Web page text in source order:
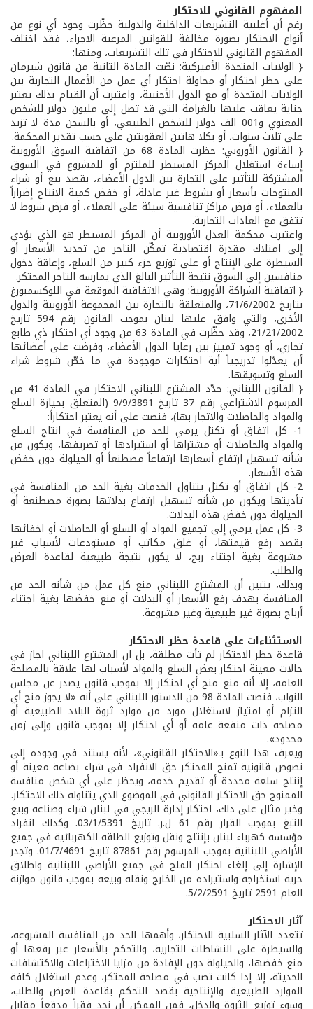
المفهوم القانوني للاحتكار
رغم أن أغلبية التشريعات الداخلية والدولية حظّرت وجود أي نوع من
أنواع الاحتكار بصورة مخالفة للقوانين المرعية الاجراء، فقد اختلف
المفهوم القانوني للاحتكار في تلك التشريعات، ومنها:
{ الولايات المتحدة الأميركية: نصّت المادة الثانية من قانون شيرمان
على حظر احتكار أو محاولة احتكار أي عمل من الأعمال التجارية بين
الولايات المتحدة أو مع الدول الأجنبية، واعتبرت أن القيام بذلك يعتبر
جناية يعاقب عليها بالغرامة التي قد تصل إلى مليون دولار للشخص
المعنوي و001 الف دولار للشخص الطبيعي، أو بالسجن مدة لا تزيد
على ثلاث سنوات، أو بكلا هاتين العقوبتين على حسب تقدير المحكمة.
{ القانون الأوروبي: حظرت المادة 68 من اتفاقية السوق الأوروبية
إساءة استغلال المركز المسيطر للملتزم أو للمشروع في السوق
المشتركة للتأثير على التجارة بين الدول الأعضاء، بقصد بيع أو شراء
المنتوجات بأسعار أو بشروط غير عادلة، أو خفض كمية الانتاج إضراراً
بالعملاء، أو فرض مراكز تنافسية سيئة على العملاء، أو فرض شروط لا
تتفق مع العادات التجارية.
واعتبرت محكمة العدل الأوروبية أن المركز المسيطر هو الذي يؤدي
إلى امتلاك مقدرة اقتصادية تمكّن التاجر من تحديد الأسعار أو
السيطرة على الإنتاج أو على توزيع جزء كبير من السلع، وإعاقة دخول
منافسين إلى السوق نتيجة التأثير البالغ الذي يمارسه التاجر المحتكر.
{ اتفاقية الشراكة الأوروبية: وهي الاتفاقية الموقعة في اللوكسمبورغ
بتاريخ 71/6/2002، والمتعلقة بالتجارة بين المجموعة الأوروبية والدول
الأخرى، والتي وافق عليها لبنان بموجب القانون رقم 594 تاريخ
21/21/2002، وقد حظّرت في المادة 63 من وجود أي احتكار ذي طابع
تجاري، أو وجود تمييز بين رعايا الدول الأعضاء، وفرضت على أعضائها
أن يعدّلوا تدريجياً أية احتكارات موجودة في ما خصّ شروط شراء
السلع وتسويقها.
{ القانون اللبناني: حدّد المشترع اللبناني الاحتكار في المادة 41 من
المرسوم الاشتراعي رقم 37 تاريخ 9/9/3891 (المتعلق بحيازة السلع
والمواد والحاصلات والاتجار بها)، فنصت على أنه يعتبر احتكاراً:
1- كل اتفاق أو تكتل يرمي للحد من المنافسة في انتاج السلع
والمواد والحاصلات أو مشتراها أو استيرادها أو تصريفها، ويكون من
شأنه تسهيل ارتفاع أسعارها ارتفاعاً مصطنعاً أو الحيلولة دون خفض
هذه الأسعار.
2- كل اتفاق أو تكتل يتناول الخدمات بغية الحد من المنافسة في
تأديتها ويكون من شأنه تسهيل ارتفاع بدلاتها بصورة مصطنعة أو
الحيلولة دون خفض هذه البدلات.
3- كل عمل يرمي إلى تجميع المواد أو السلع أو الحاصلات أو اخفائها
بقصد رفع قيمتها، أو غلق مكاتب أو مستودعات لأسباب غير
مشروعة بغية اجتناء ربح، لا يكون نتيجة طبيعية لقاعدة العرض
والطلب.
وبذلك، يتبين أن المشترع اللبناني منع كل عمل من شأنه الحد من
المنافسة بهدف رفع الأسعار أو البدلات أو منع خفضها بغية اجتناء
أرباح بصورة غير طبيعية وغير مشروعة.
الاستثناءات على قاعدة حظر الاحتكار
قاعدة حظر الاحتكار لم تأت مطلقة، بل ان المشترع اللبناني اجاز في
حالات معينة احتكار بعض السلع والمواد لأسباب لها علاقة بالمصلحة
العامة، إلا أنه منع منح أي احتكار إلا بموجب قانون يصدر عن مجلس
النواب، فنصت المادة 98 من الدستور اللبناني على أنه «لا يجوز منح أي
التزام أو امتياز لاستغلال مورد من موارد ثروة البلاد الطبيعية أو
مصلحة ذات منفعة عامة أو أي احتكار إلا بموجب قانون وإلى زمن
محدود».
ويعرف هذا النوع بـ«الاحتكار القانوني»، لأنه يستند في وجوده إلى
نصوص قانونية تمنح المحتكر حق الانفراد في شراء بضاعة معينة أو
إنتاج سلعة محددة أو تقديم خدمة، ويحظر على أي شخص منافسة
الممنوح حق الاحتكار القانوني في الموضوع الذي يتناوله ذلك الاحتكار.
وخير مثال على ذلك، احتكار إدارة الريجي في لبنان شراء وصناعة وبيع
التبغ بموجب القرار رقم 61 ل.ر. تاريخ 03/1/5391. وكذلك انفراد
مؤسسة كهرباء لبنان بإنتاج ونقل وتوزيع الطاقة الكهربائية في جميع
الأراضي اللبنانية بموجب المرسوم رقم 87861 تاريخ 01/7/4691. وتجدر
الإشارة إلى إلغاء احتكار الملح في جميع الأراضي اللبنانية واطلاق
حرية استخراجه واستيراده من الخارج ونقله وبيعه بموجب قانون موازنة
العام 2591 تاريخ 5/2/2591.
آثار الاحتكار
تتعدد الآثار السلبية للاحتكار، وأهمها الحد من المنافسة المشروعة،
والسيطرة على النشاطات التجارية، والتحكم بالأسعار عبر رفعها أو
منع خفضها، والحيلولة دون الإفادة من مزايا الاختراعات والاكتشافات
الحديثة، إلا إذا كانت تصب في مصلحة المحتكر، وعدم استغلال كافة
الموارد الطبيعية والإنتاجية بقصد التحكم بقاعدة العرض والطلب،
وسوء توزيع الثروة والدخل، فمن الممكن أن نجد فقراً مدقعاً مقابل